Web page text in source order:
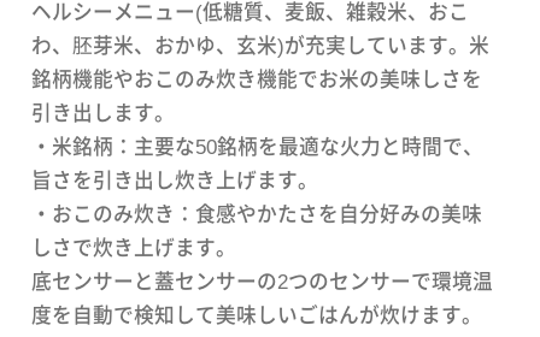
ヘルシーメニュー(低糖質、麦飯、雑穀米、おこ
わ、胚芽米、おかゆ、玄米)が充実しています。米
銘柄機能やおこのみ炊き機能でお米の美味しさを
引き出します。
・米銘柄：主要な50銘柄を最適な火力と時間で、
旨さを引き出し炊き上げます。
・おこのみ炊き：食感やかたさを自分好みの美味
しさで炊き上げます。
底センサーと蓋センサーの2つのセンサーで環境温
度を自動で検知して美味しいごはんが炊けます。